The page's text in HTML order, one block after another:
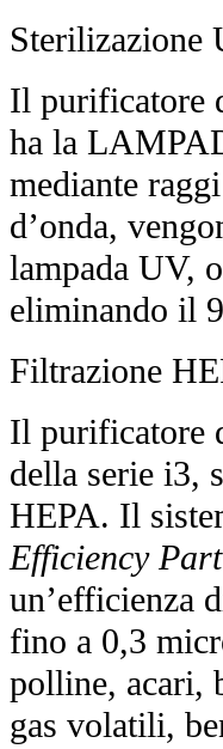
Il purificatore
ha la
mediante
d’onda,
lampada UV,
eliminando il
Filtrazione
Il purificatore
della serie i3,
HEPA. Il
Efficiency
un’efficienza
fino a 0,3
polline, acari,
gas volatili,